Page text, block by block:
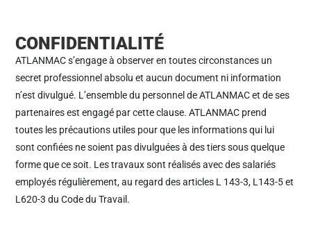
CONFIDENTIALITÉ
ATLANMAC s’engage à observer en toutes circonstances un
secret professionnel absolu et aucun document ni information
n’est divulgué. L’ensemble du personnel de ATLANMAC et de ses
partenaires est engagé par cette clause. ATLANMAC prend
toutes les précautions utiles pour que les informations qui lui
sont confiées ne soient pas divulguées à des tiers sous quelque
forme que ce soit. Les travaux sont réalisés avec des salariés
employés régulièrement, au regard des articles L 143-3, L143-5 et
L620-3 du Code du Travail.